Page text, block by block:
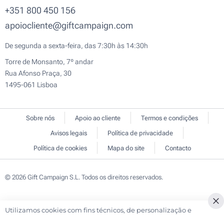
+351 800 450 156
apoiocliente@giftcampaign.com
De segunda a sexta-feira, das 7:30h às 14:30h
Torre de Monsanto, 7º andar
Rua Afonso Praça, 30
1495-061 Lisboa
Sobre nós Apoio ao cliente
Termos e condições
Avisos legais
Política de privacidade
Política de cookies
Mapa do site Contacto
© 2026 Gift Campaign S.L. Todos os direitos reservados.
Utilizamos cookies com fins técnicos, de personalização e